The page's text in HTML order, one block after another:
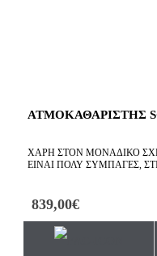
ΑΤΜΟΚΑΘΑΡΙΣΤΗΣ
ΧΆΡΗ ΣΤΟΝ ΜΟΝΑΔΙΚΌ
ΕΊΝΑΙ ΠΟΛΎ ΣΥΜΠΑΓΈΣ,
839,00€